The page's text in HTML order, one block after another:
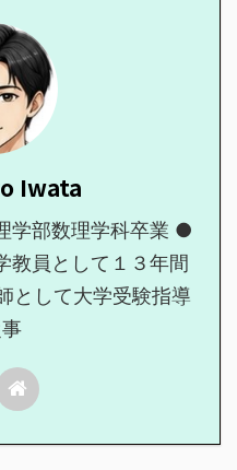
Iwata
学部数理学科卒業 ●
教員として１３年間
として大学受験指導